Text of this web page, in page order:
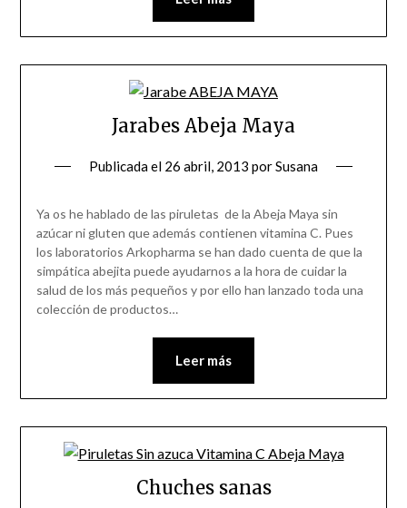
Jarabes Abeja Maya
Publicada el 26 abril, 2013 porSusana
Ya os he hablado de las piruletas de la Abeja Maya sin
azúcar ni gluten que además contienen vitamina C. Pues
los laboratorios Arkopharma se han dado cuenta de que la
simpática abejita puede ayudarnos a la hora de cuidar la
salud de los más pequeños y por ello han lanzado toda una
colección de productos…
Leer más
Chuches sanas